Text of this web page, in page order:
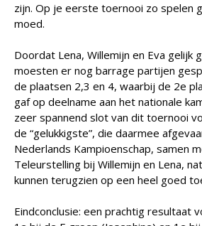
zijn. Op je eerste toernooi zo spelen
moed.
Doordat Lena, Willemijn en Eva gelijk
moesten er nog barrage partijen
de plaatsen 2,3 en 4, waarbij de 2e
gaf op deelname aan het nationale
zeer spannend slot van dit toernooi
de “gelukkigste”, die daarmee
Nederlands Kampioenschap, samen
Teleurstelling bij Willemijn en Lena,
kunnen terugzien op een heel goed
Eindconclusie: een prachtig resultaat